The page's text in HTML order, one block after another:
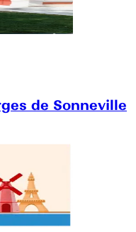
de Sonneville